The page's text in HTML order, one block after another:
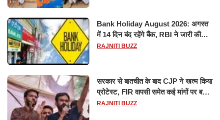
Bank Holiday August 2026: अगस्त
में 14 दिन बंद रहेंगे बैंक, RBI ने जारी की
छुट्टियों की लिस्ट​​​​​​​
RAJNITI BUZZ
सरकार से बातचीत के बाद CJP ने खत्म किया
प्रोटेस्ट, FIR वापसी समेत कई मांगों पर बनी
सहमति
RAJNITI BUZZ